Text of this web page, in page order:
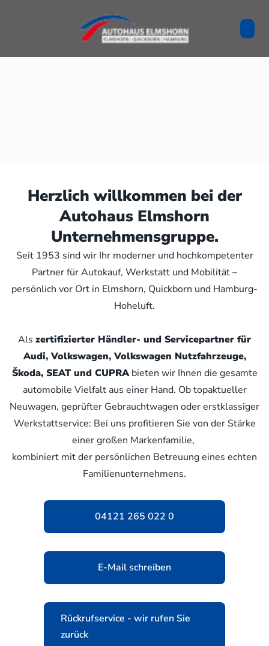
Herzlich willkommen bei der
Autohaus Elmshorn
Unternehmensgruppe.
Seit 1953 sind wir Ihr moderner und hochkompetenter
Partner für Autokauf, Werkstatt und Mobilität –
persönlich vor Ort in Elmshorn, Quickborn und Hamburg-
Hoheluft.
Als zertifizierter Händler- und Servicepartner für
Audi, Volkswagen, Volkswagen Nutzfahrzeuge,
Škoda, SEAT und CUPRAbieten wir Ihnen die gesamte
automobile Vielfalt aus einer Hand. Ob topaktueller
Neuwagen, geprüfter Gebrauchtwagen oder erstklassiger
Werkstattservice: Bei uns profitieren Sie von der Stärke
einer großen Markenfamilie,
kombiniert mit der persönlichen Betreuung eines echten
Familienunternehmens.
04121 265 022 0
E-Mail schreiben
Rückrufservice - wir rufen Sie
zurück